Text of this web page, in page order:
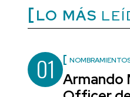
LO MÁS
01 Armando